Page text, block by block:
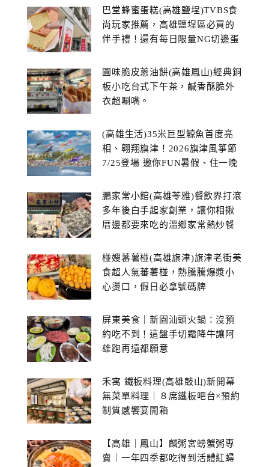
巴堂蜂蜜蛋糕(高雄鹽埕)TVBS食
尚玩家推薦，高雄鹽埕區必買的
伴手禮！還有每日限量NG切邊蛋
圓味脆皮蔥油餅(高雄鳳山)經典銅
板小吃台式下午茶，鹹香酥脆外
衣超唰嘴。
(高雄生活)35米巨型鯨魚首度亮
相、翱翔旗津！2026旗津風箏節
7/25登場 邀你FUN暑假、住一晚
鵬家常小館(高雄苓雅)餐飲界打滾
多年後白手起家創業，讓你相揪
厝邊都要來吃的溫鄉家常熱炒餐
椪嫂蕃薯椪(高雄旗津)旗津老街美
食超人氣蕃薯椪，熱騰騰爆漿小
心燙口，假日必拿號碼牌
屏東美食｜新園汕頭火鍋：沒預
約吃不到！這盤手切霜降牛讓阿
雄跑再遠都願意
禾寓 鐵板料理(高雄鼓山)新開幕
無菜單料理｜８席鐵板吧台×預約
制質感饗宴開箱
【高雄｜鳳山】麟粥宮螃蟹粥專
賣｜一年四季都吃得到活體紅蟳